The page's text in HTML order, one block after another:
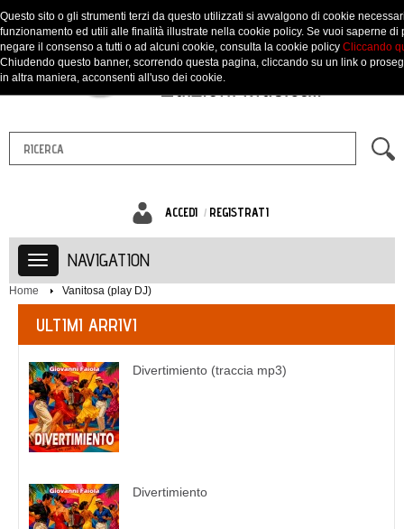
ACCEDI REGISTRATI
NAVIGATION
Home Vanitosa (play DJ)
ULTIMI ARRIVI
Divertimiento (traccia mp3)
Divertimiento
Questo sito o gli strumenti terzi da questo utilizzati si avvalgono di cookie
funzionamento ed utili alle finalità illustrate nella cookie policy. Se vuoi saperne di
negare il consenso a tutti o ad alcuni cookie, consulta la cookie policy Cliccando
Chiudendo questo banner, scorrendo questa pagina, cliccando su un link o
in altra maniera, acconsenti all'uso dei cookie.